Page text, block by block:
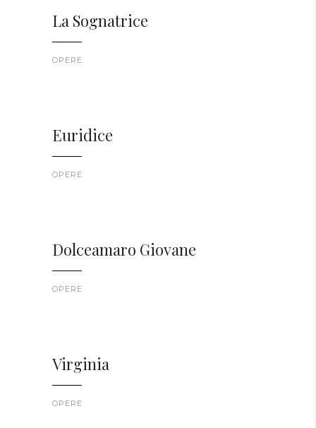
La Sognatrice
OPERE
Euridice
OPERE
Dolceamaro Giovane
OPERE
Virginia
OPERE